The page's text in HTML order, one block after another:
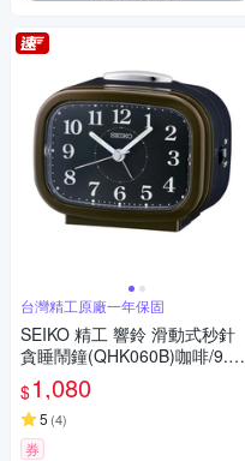
台灣精工原廠一年保固
SEIKO 精工 響鈴 滑動式秒針
貪睡鬧鐘(QHK060B)咖啡/9.9X
8.4cm
$1,080
5 (4)
券